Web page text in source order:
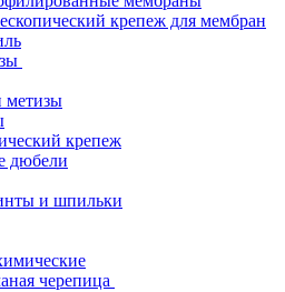
крепеж для мембран
метизы
крепеж
дюбели
и шпильки
черепица